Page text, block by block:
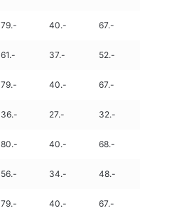
79.- 40.- 67.-
61.- 37.- 52.-
79.- 40.- 67.-
36.- 27.- 32.-
80.- 40.- 68.-
56.- 34.- 48.-
79.- 40.- 67.-